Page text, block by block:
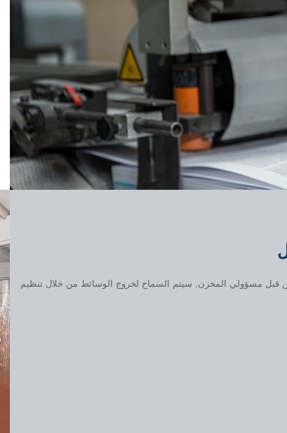
قبل مسؤولي المخزن, سيتم السماح لخروج الوسائط من خلال تنظيم